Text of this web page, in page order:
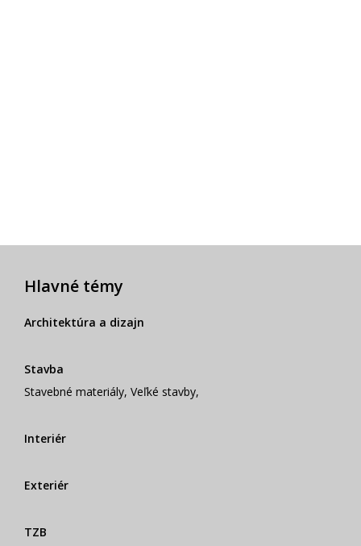
Hlavné témy
Architektúra a dizajn
Stavba
Stavebné materiály, Veľké stavby,
Interiér
Exteriér
TZB